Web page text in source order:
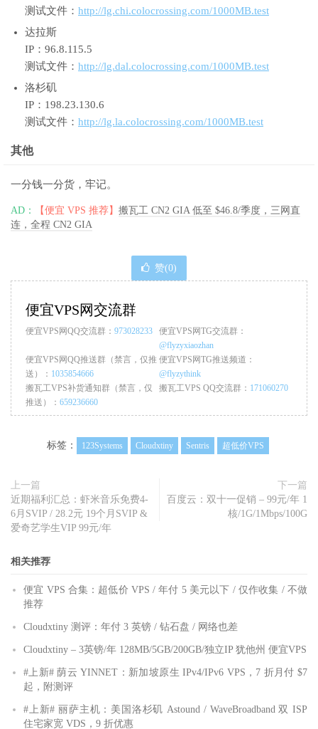
测试文件： http://lg.chi.colocrossing.com/1000MB.test
达拉斯
IP：96.8.115.5
测试文件： http://lg.dal.colocrossing.com/1000MB.test
洛杉矶
IP：198.23.130.6
测试文件： http://lg.la.colocrossing.com/1000MB.test
其他
一分钱一分货，牢记。
AD： 【便宜 VPS 推荐】 搬瓦工 CN2 GIA 低至 $46.8/季度，三网直
连，全程 CN2 GIA
赞(0)
便宜VPS网交流群
便宜VPS网QQ交流群： 973028233
便宜VPS网TG交流群：
@flyzyxiaozhan
便宜VPS网QQ推送群（禁言，仅推
送）： 1035854666
便宜VPS网TG推送频道：
@flyzythink
搬瓦工VPS补货通知群（禁言，仅
推送）： 659236660
搬瓦工VPS QQ交流群： 171060270
标签： 123Systems Cloudxtiny Sentris 超低价VPS
上一篇
近期福利汇总：虾米音乐免费4-
6月SVIP / 28.2元 19个月SVIP &
爱奇艺学生VIP 99元/年
下一篇
百度云：双十一促销 – 99元/年 1
核/1G/1Mbps/100G
相关推荐
便宜 VPS 合集：超低价 VPS / 年付 5 美元以下 / 仅作收集 / 不做
推荐
Cloudxtiny 测评：年付 3 英镑 / 钻石盘 / 网络也差
Cloudxtiny – 3英镑/年 128MB/5GB/200GB/独立IP 犹他州 便宜VPS
#上新# 荫云 YINNET：新加坡原生 IPv4/IPv6 VPS，7 折月付 $7
起，附测评
#上新# 丽萨主机：美国洛杉矶 Astound / WaveBroadband 双 ISP
住宅家宽 VDS，9 折优惠